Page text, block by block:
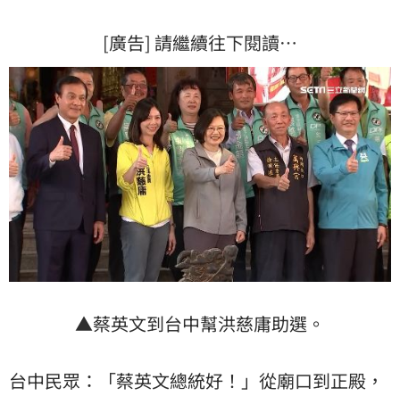
[廣告] 請繼續往下閱讀…
▲蔡英文到台中幫洪慈庸助選。
台中民眾：「蔡英文總統好！」從廟口到正殿，